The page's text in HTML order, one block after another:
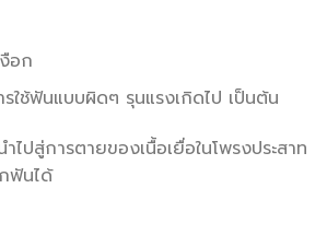
อก
ใช้ฟันแบบผิดๆ รุนแรงเกิดไป เป็นต้น
ไปสู่การตายของเนื้อเยื่อในโพรงประสาท
ฟันได้